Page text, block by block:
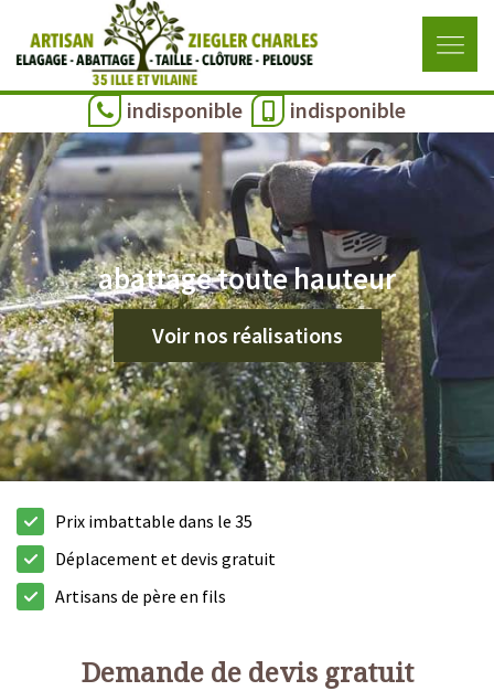
indisponible indisponible
abattage toute hauteur
Voir nos réalisations
Prix imbattable dans le 35
Déplacement et devis gratuit
Artisans de père en fils
Demande de devis gratuit